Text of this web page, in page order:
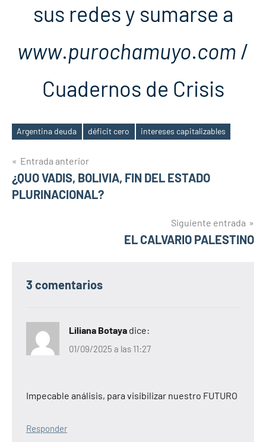
sus redes y sumarse a
www.purochamuyo.com /
Cuadernos de Crisis
Etiquetas
Argentina deuda déficit cero intereses capitalizables
Navegación
de
Entrada anterior
¿QUO VADIS, BOLIVIA, FIN DEL ESTADO
PLURINACIONAL?
Siguiente entrada
EL CALVARIO PALESTINO
3 comentarios
Liliana Botaya dice:
01/09/2025 a las 11:27
Impecable análisis, para visibilizar nuestro FUTURO
Responder